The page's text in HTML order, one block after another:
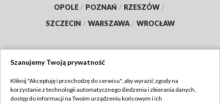
OPOLE / POZNAŃ / RZESZÓW /
SZCZECIN / WARSZAWA / WROCŁAW
TVP
Szanujemy Twoją prywatność
Kliknij "Akceptuję i przechodzę do serwisu", aby wyrazić zgody na
korzystanie z technologii automatycznego śledzenia i zbierania danych,
dostęp do informacji na Twoim urządzeniu końcowym i ich